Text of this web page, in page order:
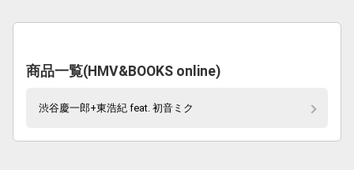
商品一覧(HMV&BOOKS online)
渋谷慶一郎+東浩紀 feat. 初音ミク